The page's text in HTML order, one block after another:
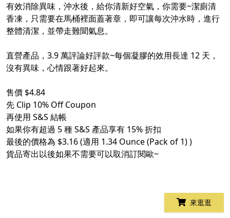
有效消除異味，沖水後，給你清新好空氣，你需要~潔廁清
香凍，只需要在馬桶裡面蓋著章，即可讓每次沖水時，進行
整體清潔，並帶走難聞氣息。
直營產品，3.9 萬評論好評款~每個凝膠的效用長達 12 天，
沒有異味，心情跟著好起來。
售價 $4.84
先 Clip 10% Off Coupon
再使用 S&S 結帳
如果你有超過 5 種 S&S 產品享有 15% 折扣
最後的價格為 $3.16 (適用 1.34 Ounce (Pack of 1) )
貨品寄出以後如果不需要可以取消訂閱歐~
來逛逛